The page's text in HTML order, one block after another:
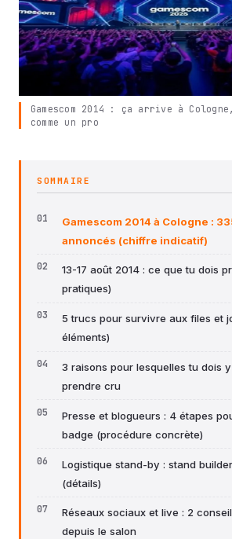
Gamescom 2014 : ça arrive à
comme un pro
SOMMAIRE
Gamescom 2014 à Cologne :
annoncés (chiffre indicatif)
13-17 août 2014 : ce que tu dois
pratiques)
5 trucs pour survivre aux files et
éléments)
3 raisons pour lesquelles tu dois
prendre cru
Presse et blogueurs : 4 étapes
badge (procédure concrète)
Logistique stand-by : stand
(détails)
Réseaux sociaux et live : 2
depuis le salon